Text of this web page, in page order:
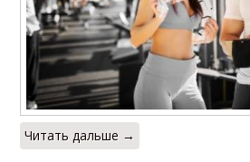
Читать дальше →